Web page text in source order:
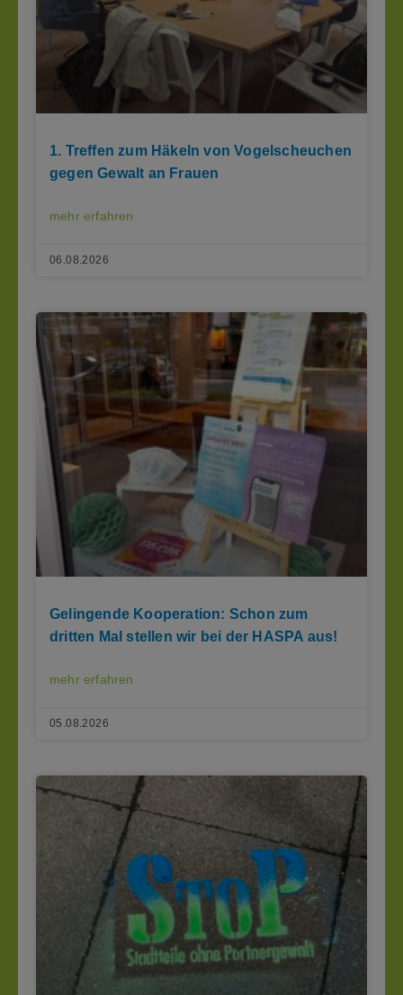
1. Treffen zum Häkeln von Vogelscheuchen
gegen Gewalt an Frauen
mehr erfahren
06.08.2026
Gelingende Kooperation: Schon zum
dritten Mal stellen wir bei der HASPA aus!
mehr erfahren
05.08.2026